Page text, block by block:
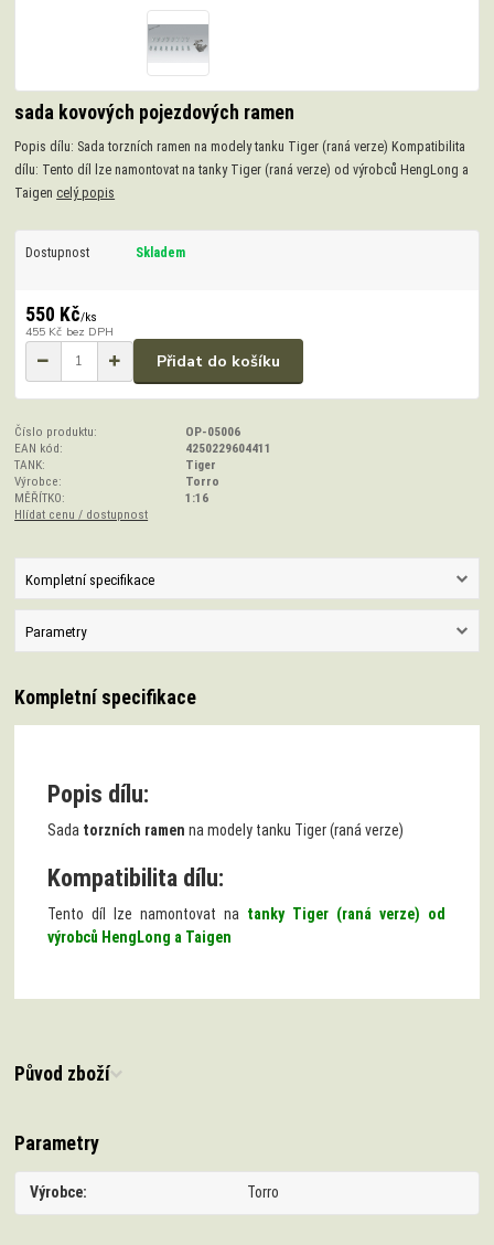
sada kovových pojezdových ramen
Popis dílu: Sada torzních ramen na modely tanku Tiger (raná verze) Kompatibilita
dílu: Tento díl lze namontovat na tanky Tiger (raná verze) od výrobců HengLong a
Taigen celý popis
Dostupnost Skladem
550 Kč/ks
455 Kč bez DPH
Přidat do košíku
Číslo produktu:
OP-05006
EAN kód:
4250229604411
TANK:
Tiger
Výrobce:
Torro
MĚŘÍTKO:
1:16
Hlídat cenu / dostupnost
Kompletní specifikace
Parametry
Kompletní specifikace
Popis dílu:
Sada torzních ramenna modely tanku Tiger (raná verze)
Kompatibilita dílu:
Tento díl lze namontovat na tanky Tiger (raná verze) od
výrobců HengLong a Taigen
Původ zboží
Parametry
Výrobce Torro